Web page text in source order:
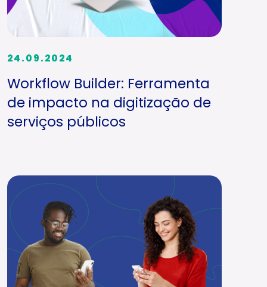
24.09.2024
Workflow Builder: Ferramenta
de impacto na digitização de
serviços públicos